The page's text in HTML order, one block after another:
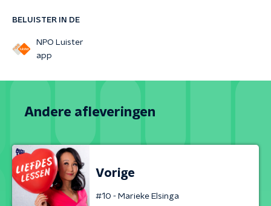
BELUISTER IN DE
NPO Luister
app
Andere afleveringen
Vorige
#10 - Marieke Elsinga